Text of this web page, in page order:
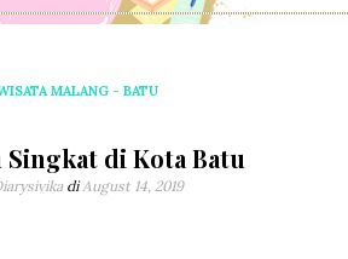
MALANG - BATU
di Kota Batu
diAugust 14, 2019